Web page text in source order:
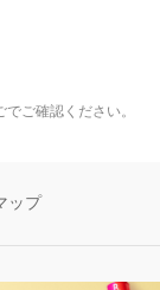
ご確認ください。
ップ